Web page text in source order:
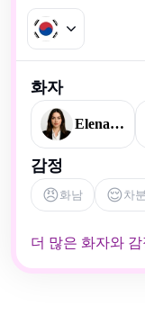
화자
Elena
감정
😠화남 😌차
더 많은 화자와 감